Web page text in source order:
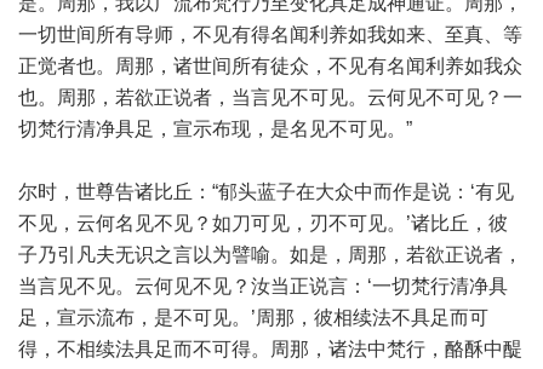
一切世间所有导师，不见有得名闻利养如我如来、至真、等
正觉者也。周那，诸世间所有徒众，不见有名闻利养如我众
也。周那，若欲正说者，当言见不可见。云何见不可见？一
切梵行清净具足，宣示布现，是名见不可见。”
尔时，世尊告诸比丘：“郁头蓝子在大众中而作是说：‘有见
不见，云何名见不见？如刀可见，刃不可见。’诸比丘，彼
子乃引凡夫无识之言以为譬喻。如是，周那，若欲正说者，
当言见不见。云何见不见？汝当正说言：‘一切梵行清净具
足，宣示流布，是不可见。’周那，彼相续法不具足而可
得，不相续法具足而不可得。周那，诸法中梵行，酪酥中醍